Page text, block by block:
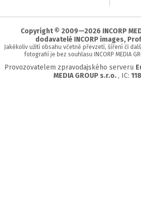
stránky
Copyright © 2009—2026 INCORP
dodavatelé INCORP images,
Jakékoliv užití obsahu včetně převzetí, šíření či
fotografií je bez souhlasu INCORP MEDIA
Provozovatelem zpravodajského serveru
MEDIA GROUP s.r.o. , IC: